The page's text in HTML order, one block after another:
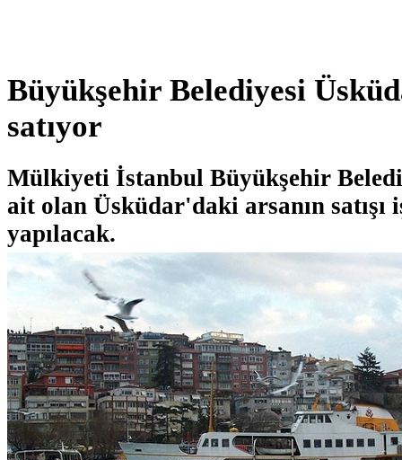
Büyükşehir Belediyesi
satıyor
Mülkiyeti İstanbul Büyükşehir
ait olan Üsküdar'daki arsanın satışı
yapılacak.